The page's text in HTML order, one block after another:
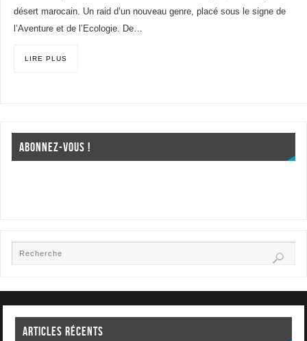
désert marocain. Un raid d’un nouveau genre, placé sous le signe de
l’Aventure et de l’Ecologie. De…
LIRE PLUS
ABONNEZ-VOUS !
ARTICLES RÉCENTS